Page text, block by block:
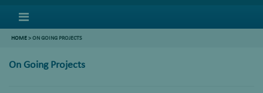
HOME>ON GOING PROJECTS
On Going Projects